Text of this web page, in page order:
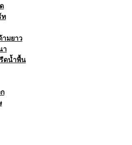
ท
ามยาว
า
ดน้ำพื้น